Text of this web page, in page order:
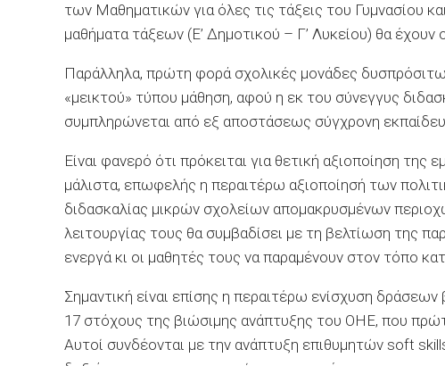
των Μαθηματικών για όλες τις τάξεις του Γυμνασίου
μαθήματα τάξεων (Ε’ Δημοτικού – Γ’ Λυκείου) θα έχουν
Παράλληλα, πρώτη φορά σχολικές μονάδες
«μεικτού» τύπου μάθηση, αφού η εκ του σύνεγγυς
συμπληρώνεται από εξ αποστάσεως σύγχρονη
Είναι φανερό ότι πρόκειται για θετική αξιοποίηση της
μάλιστα, επωφελής η περαιτέρω αξιοποίησή των
διδασκαλίας μικρών σχολείων απομακρυσμένων
λειτουργίας τους θα συμβαδίσει με τη βελτίωση της
ενεργά κι οι μαθητές τους να παραμένουν στον τόπο
Σημαντική είναι επίσης η περαιτέρω ενίσχυση
17 στόχους της βιώσιμης ανάπτυξης του ΟΗΕ, που
Αυτοί συνδέονται με την ανάπτυξη επιθυμητών soft